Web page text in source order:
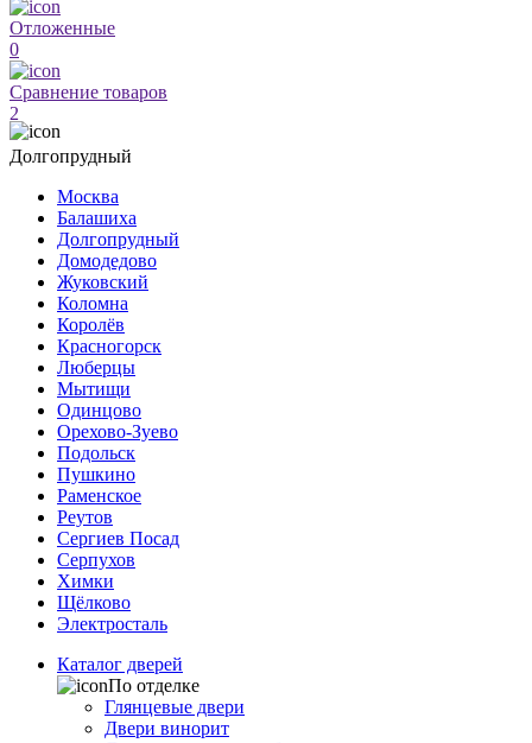
Отложенные
0
Сравнение товаров
2
Долгопрудный
Москва
Балашиха
Долгопрудный
Домодедово
Жуковский
Коломна
Королёв
Красногорск
Люберцы
Мытищи
Одинцово
Орехово-Зуево
Подольск
Пушкино
Раменское
Реутов
Сергиев Посад
Серпухов
Химки
Щёлково
Электросталь
Каталог дверей
По отделке
Глянцевые двери
Двери винорит